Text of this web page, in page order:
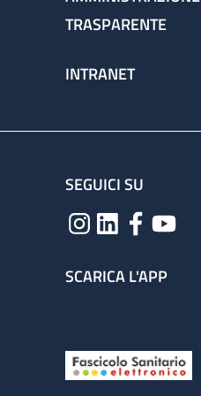
TRASPARENTE
INTRANET
SEGUICI SU
SCARICA L'APP